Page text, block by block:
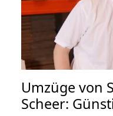
Umzüge von
Scheer: